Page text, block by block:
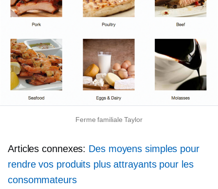
Ferme familiale Taylor
Articles connexes: Des moyens simples pour
rendre vos produits plus attrayants pour les
consommateurs